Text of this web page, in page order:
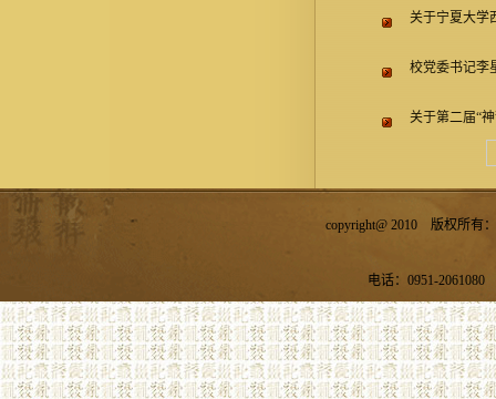
关于宁夏大学
校党委书记李
关于第二届“
copyright@ 2010 版权所有
电话：0951-2061080